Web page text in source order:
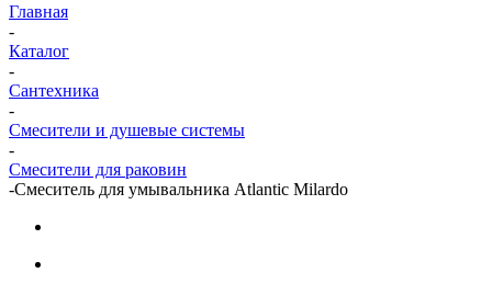
Главная
-
Каталог
-
Сантехника
-
Смесители и душевые системы
-
Смесители для раковин
-Смеситель для умывальника Atlantic Milardo